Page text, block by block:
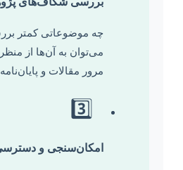
چه موضوعاتی کمتر
می‌توان به آن‌ها از
مرور مقالات و
3️⃣
امکان‌سنجی و